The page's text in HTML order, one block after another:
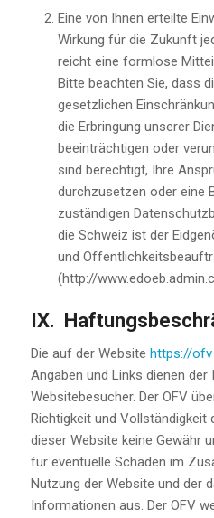
Eine von Ihnen erteilte
Wirkung für die Zukunft
reicht eine formlose
Bitte beachten Sie, dass
gesetzlichen
die Erbringung unserer
beeinträchtigen oder
sind berechtigt, Ihre
durchzusetzen oder eine
zuständigen
die Schweiz ist der
und
(http://
IX.
Die auf der Website https://ofv
Angaben und Links dienen
Websitebesucher. Der OFV
Richtigkeit und
dieser Website keine Gewähr
für eventuelle Schäden im
Nutzung der Website und der
Informationen aus. Der OFV